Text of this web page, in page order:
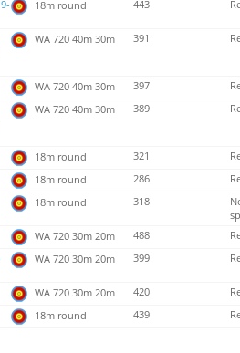
18m round 443
WA 720 40m 30m 391
WA 720 40m 30m 397
WA 720 40m 30m 389
18m round 321
18m round 286
18m round 318
WA 720 30m 20m 488
WA 720 30m 20m 399
WA 720 30m 20m 420
18m round 439